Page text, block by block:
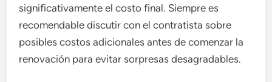
significativamente el costo final. Siempre es
recomendable discutir con el contratista sobre
posibles costos adicionales antes de comenzar la
renovación para evitar sorpresas desagradables.